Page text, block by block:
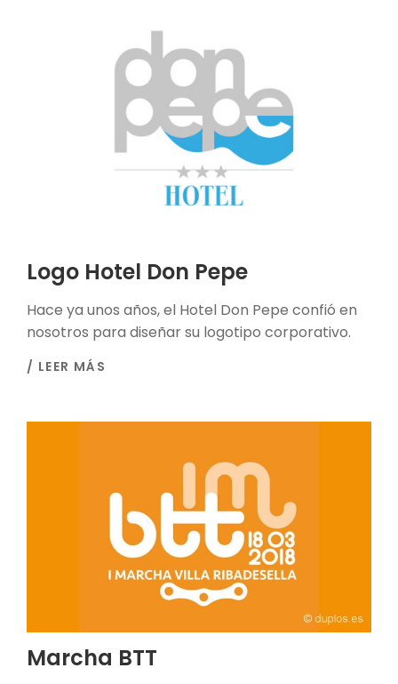
Logo Hotel Don Pepe
Hace ya unos años, el Hotel Don Pepe confió en
nosotros para diseñar su logotipo corporativo.
/ LEER MÁS
Marcha BTT